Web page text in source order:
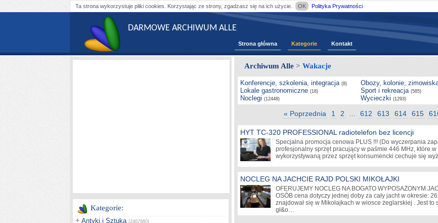
Ta strona wykorzystuje pliki cookies. Korzystając ze strony, zgadzasz się na ich użycie. OK Polityka Prywatności
DARMOWE ARCHIWUM ALLE
Strona główna Kategorie Kontakt
Kategorie:
+ Antyki i Sztuka (2467660)
Archiwum Alle > Wakacje
Konferencje, szkolenia, integracja (8)
Lokale gastronomiczne (18)
Noclegi (12448)
Obozy, kolonie,
Sport i rekreacja (585)
Wycieczki (1293)
« Poprzednia 1 2 … 612 613 614 615
HYT TC-320 PROFESSIONAL radiotelefon bez licencji
Specjalna promocja cenowa PLUS !!! (Do wyczerpania
profesjonalny sprzęt pracujący w paśmie 446 MHz, które
wykorzystywaną przez sprzęt konsumencki cechuje się
NOCLEG NA JACHCIE RAJD POLSKI MIKOŁAJKI
OFERUJEMY NOCLEG NA BOGATO WYPOSAŻONYM
OSÓB cena dotyczy jednej doby za cały jacht w okresie:
znajdował się w Mikołajkach w wiosce żeglarskiej . Jest to
gł&o…